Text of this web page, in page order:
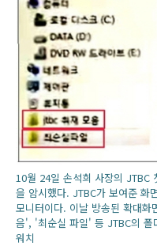
10월 24일 손석희 사장의 JTBC
을 암시했다. JTBC가 보여준 화
모니터이다. 이날 방송된 확대
음', '최순실 파일' 등 JTBC의 폴
워치